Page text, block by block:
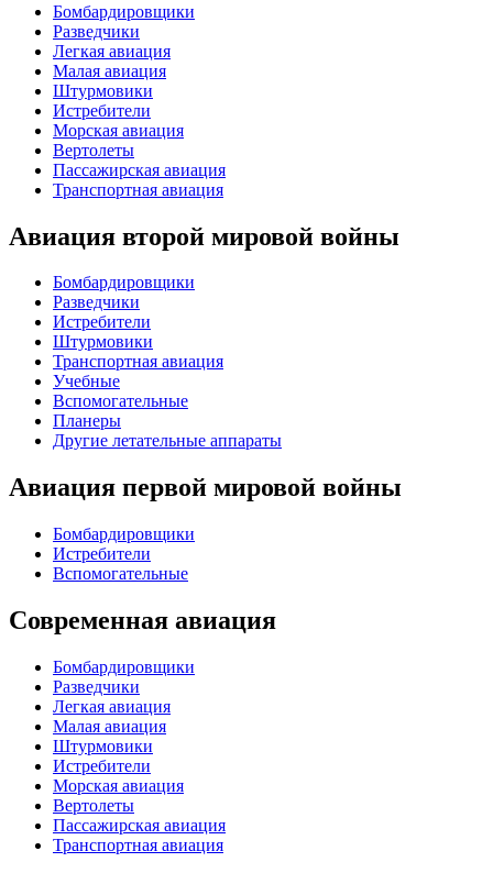
Бомбардировщики
Разведчики
Легкая авиация
Малая авиация
Штурмовики
Истребители
Морская авиация
Вертолеты
Пассажирская авиация
Транспортная авиация
Авиация второй мировой войны
Бомбардировщики
Разведчики
Истребители
Штурмовики
Транспортная авиация
Учебные
Вспомогательные
Планеры
Другие летательные аппараты
Авиация первой мировой войны
Бомбардировщики
Истребители
Вспомогательные
Современная авиация
Бомбардировщики
Разведчики
Легкая авиация
Малая авиация
Штурмовики
Истребители
Морская авиация
Вертолеты
Пассажирская авиация
Транспортная авиация